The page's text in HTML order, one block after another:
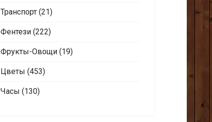
Транспорт (21)
Фентези (222)
Фрукты-Овощи (19)
Цветы (453)
Часы (130)